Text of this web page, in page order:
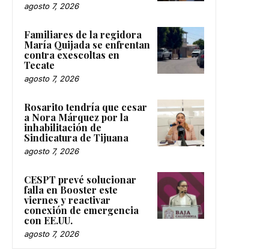
agosto 7, 2026
Familiares de la regidora
María Quijada se enfrentan
contra exescoltas en
Tecate
agosto 7, 2026
Rosarito tendría que cesar
a Nora Márquez por la
inhabilitación de
Sindicatura de Tijuana
agosto 7, 2026
CESPT prevé solucionar
falla en Booster este
viernes y reactivar
conexión de emergencia
con EE.UU.
agosto 7, 2026